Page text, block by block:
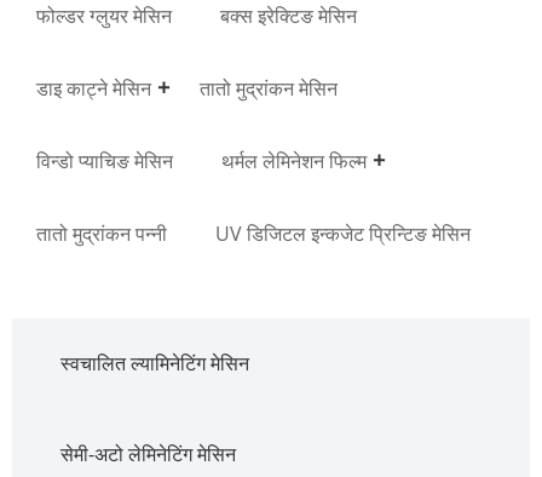
फोल्डर ग्लुयर मेसिन बक्स इरेक्टिङ मेसिन
डाइ काट्ने मेसिन तातो मुद्रांकन मेसिन
विन्डो प्याचिङ मेसिन थर्मल लेमिनेशन फिल्म
तातो मुद्रांकन पन्नी UV डिजिटल इन्कजेट प्रिन्टिङ मेसिन
स्वचालित ल्यामिनेटिंग मेसिन
सेमी-अटो लेमिनेटिंग मेसिन